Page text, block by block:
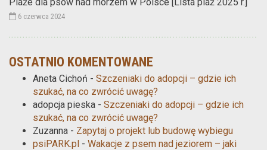
6 czerwca 2024
OSTATNIO KOMENTOWANE
Aneta Cichoń - Szczeniaki do adopcji – gdzie ich
szukać, na co zwrócić uwagę?
adopcja pieska - Szczeniaki do adopcji – gdzie ich
szukać, na co zwrócić uwagę?
Zuzanna - Zapytaj o projekt lub budowę wybiegu
psiPARK.pl - Wakacje z psem nad jeziorem – jaki